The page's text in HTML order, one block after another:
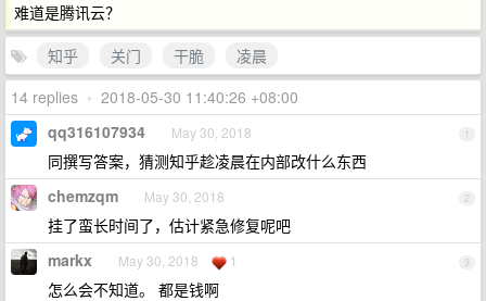
难道是腾讯云？
知乎
关门 干脆
凌晨
14 replies • 2018-05-30 11:40:26 +08:00
1
qq316107934 May 30, 2018
同撰写答案，猜测知乎趁凌晨在内部改什么东西
2
chemzqm May 30, 2018
挂了蛮长时间了，估计紧急修复呢吧
3
markx May 30, 2018 1
怎么会不知道。 都是钱啊